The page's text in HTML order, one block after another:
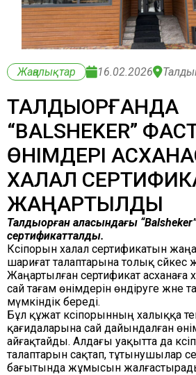
Жаңалықтар 16.02.2026
ТАЛДЫҚОРҒАНДА
“BALSHEKER”
ӨНІМДЕРІ
ХАЛАЛ
ЖАҢАРТЫЛДЫ
Талдықорған қаласындағы
сертификатталды.
Кәсіпорын халал сертификатын
шариғат талаптарына толық сәйкес
Жаңартылған сертификат асханаға
сай тағам өнімдерін өндіруге және
мүмкіндік береді.
Бұл құжат кәсіпорынның халыққа
қағидаларына сай дайындалған
айғақтайды. Алдағы уақытта да
талаптарын сақтап, тұтынушылар
бағытында жұмысын